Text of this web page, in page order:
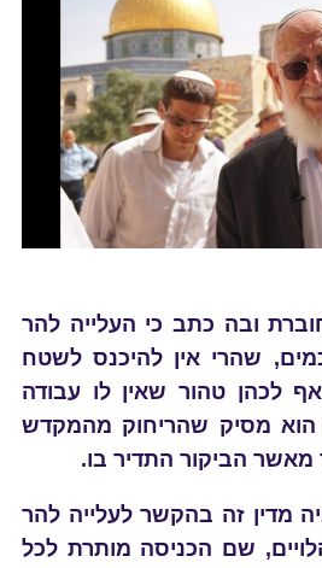
ובה כתב כי העלייה להר
שהרי אין להיכנס לשטח
לכהן טהור שאין לו עבודה
הוא מסיק שהריחוק מהמקדש
הביקור התדיר בו.
מדין זה בהקשר לעלייה להר
שם הכניסה מותרת לכל